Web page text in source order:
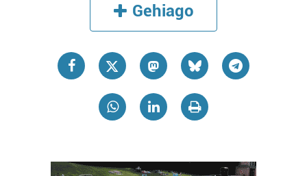
Gehiago